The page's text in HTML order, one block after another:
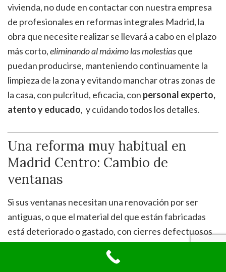
vivienda, no dude en contactar con nuestra empresa
de profesionales en reformas integrales Madrid, la
obra que necesite realizar se llevará a cabo en el plazo
más corto,eliminando al máximo las molestiasque
puedan producirse, manteniendo continuamente la
limpieza de la zona y evitando manchar otras zonas de
la casa, con pulcritud, eficacia, con personal experto,
atento y educado, y cuidando todos los detalles.
Una reforma muy habitual en
Madrid Centro: Cambio de
ventanas
Si sus ventanas necesitan una renovación por ser
antiguas, o que el material del que están fabricadas
está deteriorado o gastado, con cierres defectuosos
por ser modelos que no se adaptan a la estética del